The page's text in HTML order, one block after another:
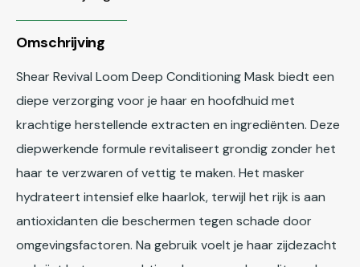
Omschrijving
Shear Revival Loom Deep Conditioning Mask biedt een
diepe verzorging voor je haar en hoofdhuid met
krachtige herstellende extracten en ingrediënten. Deze
diepwerkende formule revitaliseert grondig zonder het
haar te verzwaren of vettig te maken. Het masker
hydrateert intensief elke haarlok, terwijl het rijk is aan
antioxidanten die beschermen tegen schade door
omgevingsfactoren. Na gebruik voelt je haar zijdezacht